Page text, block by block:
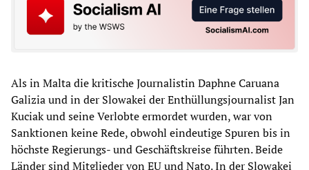
Als in Malta die kritische Journalistin Daphne Caruana
Galizia und in der Slowakei der Enthüllungsjournalist Jan
Kuciak und seine Verlobte ermordet wurden, war von
Sanktionen keine Rede, obwohl eindeutige Spuren bis in
höchste Regierungs- und Geschäftskreise führten. Beide
Länder sind Mitglieder von EU und Nato. In der Slowakei